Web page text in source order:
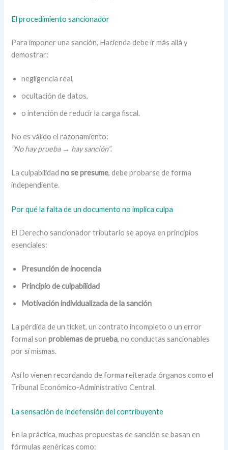
El procedimiento sancionador
Para imponer una sanción, Hacienda debe ir más allá y
demostrar:
negligencia real,
ocultación de datos,
o intención de reducir la carga fiscal.
No es válido el razonamiento:
“No hay prueba → hay sanción”.
La culpabilidadno se presume, debe probarse de forma
independiente.
Por qué la falta de un documento no implica culpa
El Derecho sancionador tributario se apoya en principios
esenciales:
Presunción de inocencia
Principio de culpabilidad
Motivación individualizada de la sanción
La pérdida de un ticket, un contrato incompleto o un error
formal sonproblemas de prueba, no conductas sancionables
por sí mismas.
Así lo vienen recordando de forma reiterada órganos como el
Tribunal Económico-Administrativo Central.
La sensación de indefensión del contribuyente
En la práctica, muchas propuestas de sanción se basan en
fórmulas genéricas como: